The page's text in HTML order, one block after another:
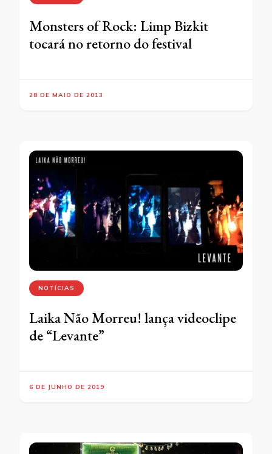
Monsters of Rock: Limp Bizkit
tocará no retorno do festival
28 DE MAIO DE 2013
NOTÍCIAS
Laika Não Morreu! lança videoclipe
de “Levante”
6 DE JUNHO DE 2019